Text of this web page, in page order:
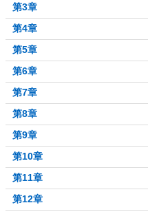
第3章
第4章
第5章
第6章
第7章
第8章
第9章
第10章
第11章
第12章